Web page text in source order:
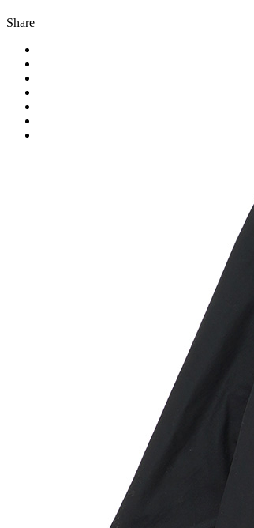
Share